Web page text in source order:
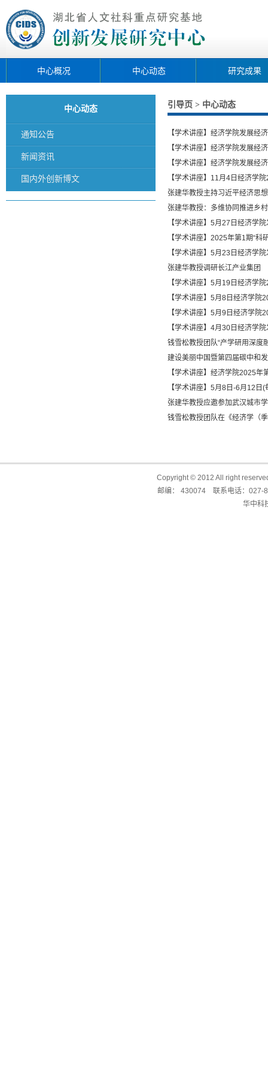
中心概况 中心动态 研究成果
中心动态
通知公告
新闻资讯
国内外创新博文
引导页 > 中心动态
【学术讲座】经济学院发展经
【学术讲座】经济学院发展经
【学术讲座】经济学院发展经
【学术讲座】11月4日经济学
张建华教授主持习近平经济思
张建华教授：多维协同推进乡
【学术讲座】5月27日经济学
【学术讲座】2025年第1期“科
【学术讲座】5月23日经济学
张建华教授调研长江产业集团
【学术讲座】5月19日经济学
【学术讲座】5月8日经济学院
【学术讲座】5月9日经济学院
【学术讲座】4月30日经济学
钱雪松教授团队“产学研用深度
建设美丽中国暨第四届碳中和
【学术讲座】经济学院2025年
【学术讲座】5月8日-6月12日
张建华教授应邀参加武汉城市
钱雪松教授团队在《经济学（
Copyright © 2012 All right
邮编： 430074 联系电话：
华中科